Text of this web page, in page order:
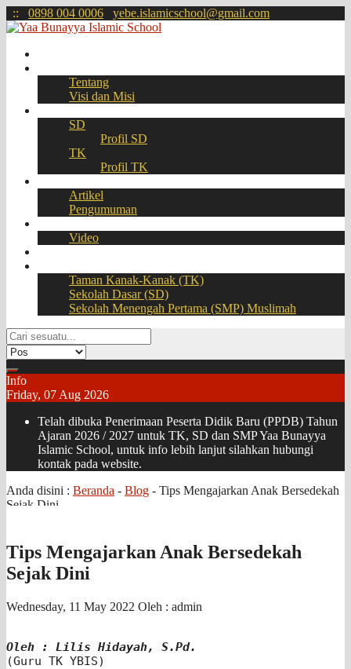
:: 0898 004 0006 yebe.islamicschool@gmail.com
Tentang
Visi dan Misi
SD
Profil SD
TK
Profil TK
Artikel
Pengumuman
Video
Taman Kanak-Kanak (TK)
Sekolah Dasar (SD)
Sekolah Menengah Pertama (SMP) Muslimah
Info
Friday, 07 Aug 2026
Telah dibuka Penerimaan Peserta Didik Baru (PPDB) Tahun
Ajaran 2026 / 2027 untuk TK, SD dan SMP Yaa Bunayya
Islamic School, untuk info lebih lanjut silahkan hubungi
kontak pada website.
Anda disini : Beranda - Blog - Tips Mengajarkan Anak Bersedekah
Sejak Dini
Tips Mengajarkan Anak Bersedekah
Sejak Dini
Wednesday, 11 May 2022 Oleh : admin
Oleh : Lilis Hidayah, S.Pd.
(Guru TK YBIS)